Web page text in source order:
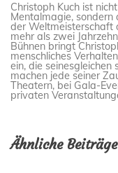
Christoph Kuch ist
Mentalmagie, sondern
der Weltmeisterschaft
mehr als zwei
Bühnen bringt
menschliches
ein, die seinesgleichen
machen jede seiner
Theatern, bei Gala-
privaten
Ähnliche Beiträge